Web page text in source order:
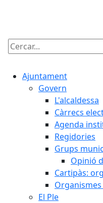
Cercar:
Ajuntament
Govern
L'alcaldessa
Càrrecs
Agenda
Regidories
Grups
Opinió
Cartipàs:
El Ple